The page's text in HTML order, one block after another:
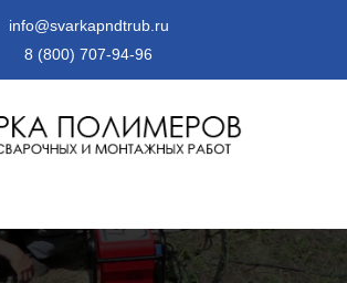
info@svarkapndtrub.ru
8 (800) 707-94-96